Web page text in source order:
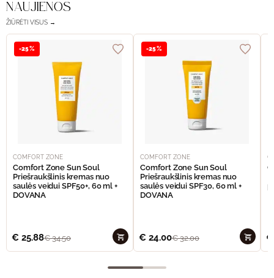
NAUJIENOS
ŽIŪRĖTI VISUS →
-25%
COMFORT ZONE
Comfort Zone Sun Soul
Priešraukšlinis kremas nuo
saulės veidui SPF50+, 60 ml +
DOVANA
€ 25.88€34.50
-25%
COMFORT ZONE
Comfort Zone Sun Soul
Priešraukšlinis kremas nuo
saulės veidui SPF30, 60 ml +
DOVANA
€ 24.00€32.00 €